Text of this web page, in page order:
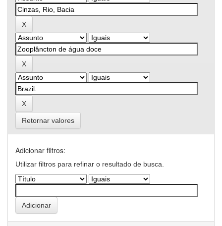
Retornar valores
Adicionar filtros:
Utilizar filtros para refinar o resultado de busca.